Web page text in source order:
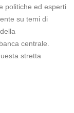
politiche ed esperti
su temi di
centrale.
stretta